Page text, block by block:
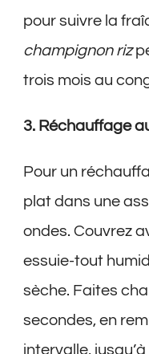
pour suivre la
champignon riz
trois mois au
3. Réchauffage
Pour un
plat dans une
ondes. Couvrez
essuie-tout
sèche. Faites
secondes, en
intervalle,